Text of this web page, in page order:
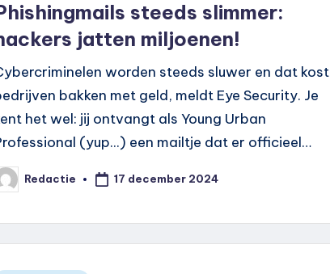
steeds slimmer:
jatten miljoenen!
worden steeds sluwer en dat kost
bakken met geld, meldt Eye Security. Je
het wel: jij ontvangt als Young Urban
(yup...) een mailtje dat er officieel…
Redactie 17 december 2024